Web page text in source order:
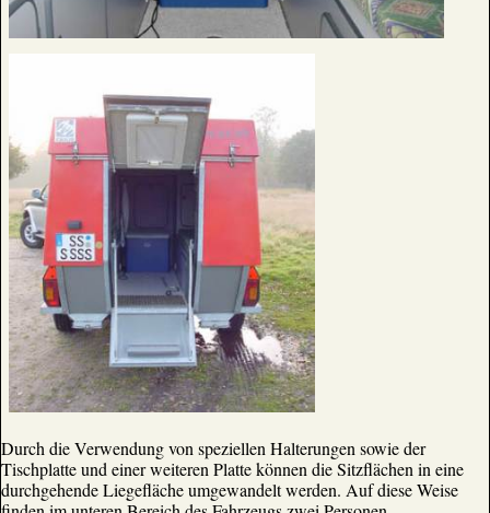
Durch die Verwendung von speziellen Halterungen sowie der
Tischplatte und einer weiteren Platte können die Sitzflächen in eine
durchgehende Liegefläche umgewandelt werden. Auf diese Weise